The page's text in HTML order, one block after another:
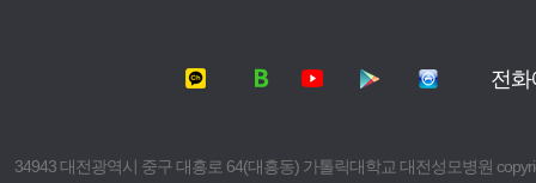
은평성모병원
가톨릭대학
간호대학
전
34943 대전광역시 중구 대흥로 64(대흥동) 가톨릭대학교 대전성모병원